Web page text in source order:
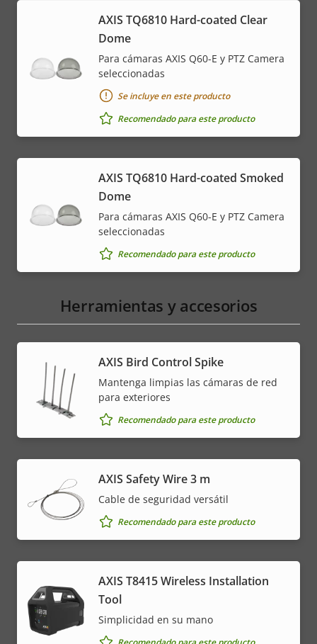
AXIS TQ6810 Hard-coated Clear
Dome
Para cámaras AXIS Q60-E y PTZ Camera
seleccionadas
Se incluye en este producto
Recomendado para este producto
AXIS TQ6810 Hard-coated Smoked
Dome
Para cámaras AXIS Q60-E y PTZ Camera
seleccionadas
Recomendado para este producto
Herramientas y accesorios
AXIS Bird Control Spike
Mantenga limpias las cámaras de red
para exteriores
Recomendado para este producto
AXIS Safety Wire 3 m
Cable de seguridad versátil
Recomendado para este producto
AXIS T8415 Wireless Installation
Tool
Simplicidad en su mano